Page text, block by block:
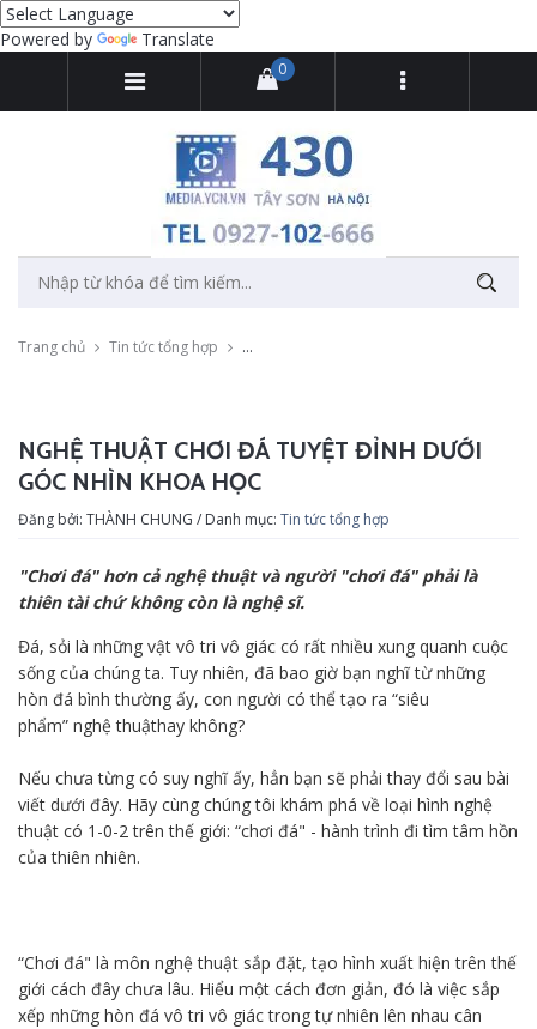
Powered by Translate
0
Trang chủ Tin tức tổng hợp Nghệ thuật chơi đá tuyệt đỉnh dưới góc
NGHỆ THUẬT CHƠI ĐÁ TUYỆT ĐỈNH DƯỚI
GÓC NHÌN KHOA HỌC
Đăng bởi: THÀNH CHUNG / Danh mục: Tin tức tổng hợp
"Chơi đá" hơn cả nghệ thuật và người "chơi đá" phải là
thiên tài chứ không còn là nghệ sĩ.
Đá, sỏi là những vật vô tri vô giác có rất nhiều xung quanh cuộc
sống của chúng ta. Tuy nhiên, đã bao giờ bạn nghĩ từ những
hòn đá bình thường ấy, con người có thể tạo ra “siêu
phẩm” nghệ thuậthay không?
Nếu chưa từng có suy nghĩ ấy, hẳn bạn sẽ phải thay đổi sau bài
viết dưới đây. Hãy cùng chúng tôi khám phá về loại hình nghệ
thuật có 1-0-2 trên thế giới: “chơi đá" - hành trình đi tìm tâm hồn
của thiên nhiên.
“Chơi đá" là môn nghệ thuật sắp đặt, tạo hình xuất hiện trên thế
giới cách đây chưa lâu. Hiểu một cách đơn giản, đó là việc sắp
xếp những hòn đá vô tri vô giác trong tự nhiên lên nhau cân